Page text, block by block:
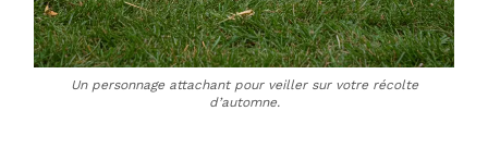
Un personnage attachant pour veiller sur votre récolte
d’automne.